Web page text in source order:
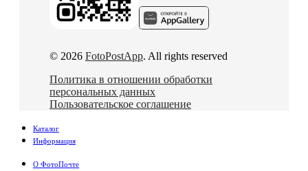
© 2026 FotoPostApp. All rights reserved
Политика в отношении обработки
персональных данных
Пользовательское соглашение
Каталог
Информация
О ФотоПочте